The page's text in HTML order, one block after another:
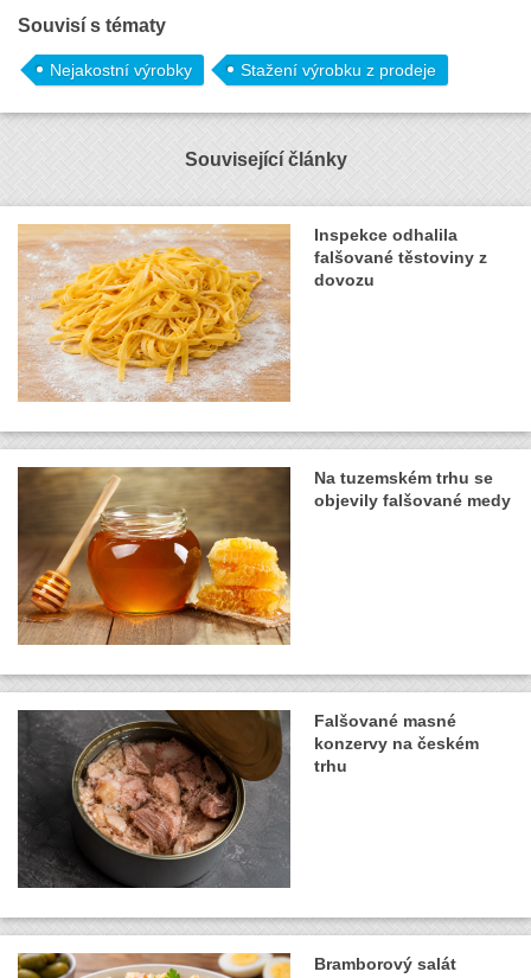
Souvisí s tématy
Nejakostní výrobky Stažení výrobku z prodeje
Související články
Inspekce odhalila
falšované těstoviny z
dovozu
Na tuzemském trhu se
objevily falšované medy
Falšované masné
konzervy na českém
trhu
Bramborový salát